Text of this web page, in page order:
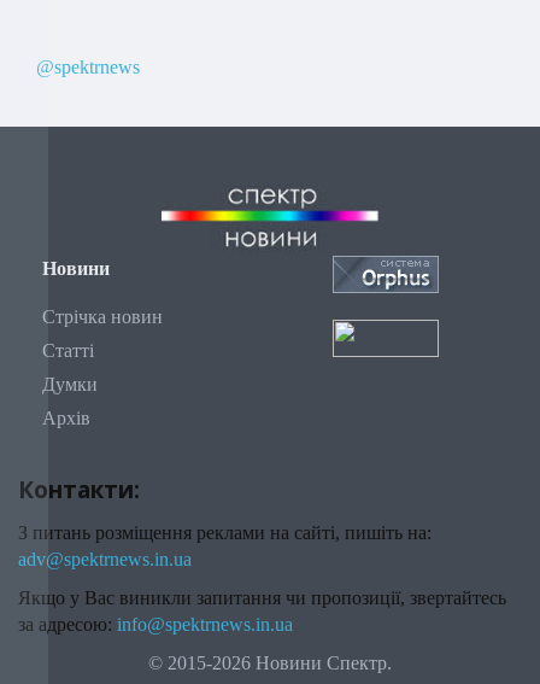
@spektrnews
Новини
Стрічка новин
Статті
Думки
Архів
Контакти:
З питань розміщення реклами на сайті, пишіть на:
adv@spektrnews.in.ua
Якщо у Вас виникли запитання чи пропозиції, звертайтесь
за адресою: info@spektrnews.in.ua
© 2015-2026 Новини Спектр.